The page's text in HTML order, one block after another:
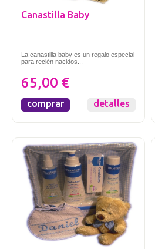
Canastilla Baby
La canastilla baby es un regalo especial
para recién nacidos...
65,00 €
comprar detalles